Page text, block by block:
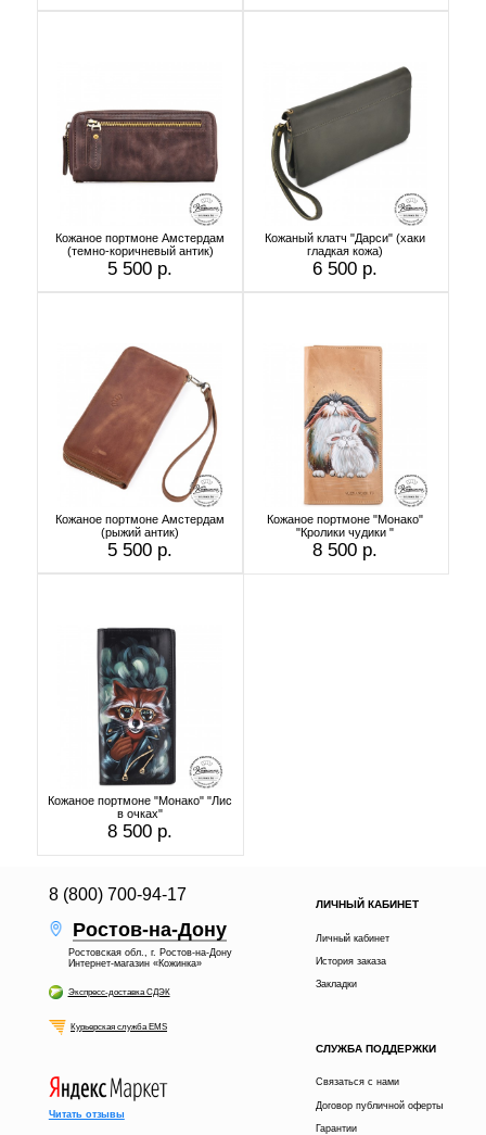
Кожаное портмоне Амстердам
(темно-коричневый антик)
5 500 р.
Кожаный клатч "Дарси" (хаки
гладкая кожа)
6 500 р.
Кожаное портмоне Амстердам
(рыжий антик)
5 500 р.
Кожаное портмоне "Монако"
"Кролики чудики "
8 500 р.
Кожаное портмоне "Монако" "Лис
в очках"
8 500 р.
8 (800) 700-94-17
Ростов-на-Дону
Ростовская обл., г. Ростов-на-Дону
Интернет-магазин «Кожинка»
Экспресс-доставка СДЭК
Курьерская служба EMS
ЛИЧНЫЙ КАБИНЕТ
Личный кабинет
История заказа
Закладки
СЛУЖБА ПОДДЕРЖКИ
Связаться с нами
Договор публичной оферты
Гарантии
Читать отзывы